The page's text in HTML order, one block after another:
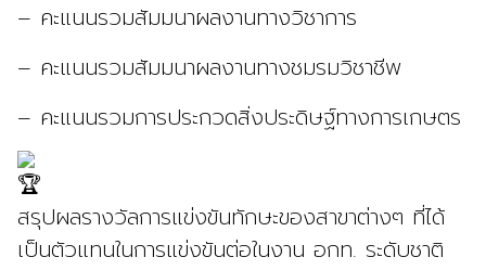
– คะแนนรวมสัมมนาผลงานทางวิชาการ
– คะแนนรวมสัมมนาผลงานทางชมรมวิชาชีพ
– คะแนนรวมการประกวดสิ่งประดิษฐ์ทางการเกษตร
สรุปผลรางวัลการแข่งขันทักษะของสาขาต่างๆ ที่ได้
เป็นตัวแทนในการแข่งขันต่อในงาน อกท. ระดับชาติ